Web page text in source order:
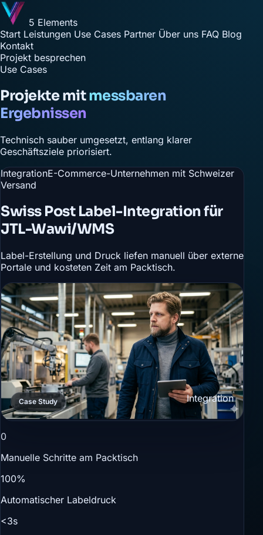
5 Elements
Start Leistungen Use Cases Partner Über uns FAQ Blog
Kontakt
Projekt besprechen
Use Cases
Projekte mitmessbaren
Ergebnissen
Technisch sauber umgesetzt, entlang klarer
Geschäftsziele priorisiert.
IntegrationE-Commerce-Unternehmen mit Schweizer
Versand
Swiss Post Label-Integration für
JTL-Wawi/WMS
Label-Erstellung und Druck liefen manuell über externe
Portale und kosteten Zeit am Packtisch.
Case Study Integration
0
Manuelle Schritte am Packtisch
100%
Automatischer Labeldruck
<3s